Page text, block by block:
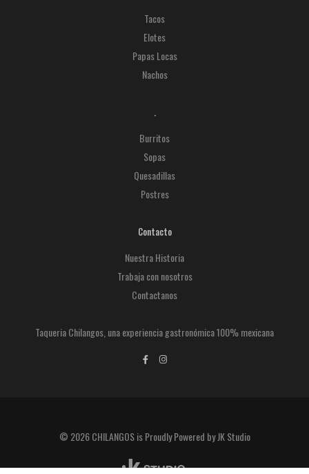
Tacos
Elotes
Papas Locas
Nachos
.
Burritos
Sopas
Quesadillas
Postres
Contacto
Nuestra Historia
Trabaja con nosotros
Contactanos
Taqueria Chilangos, una experiencia gastronómica 100% mexicana
© 2026 CHILANGOS is Proudly Powered by JK Studio